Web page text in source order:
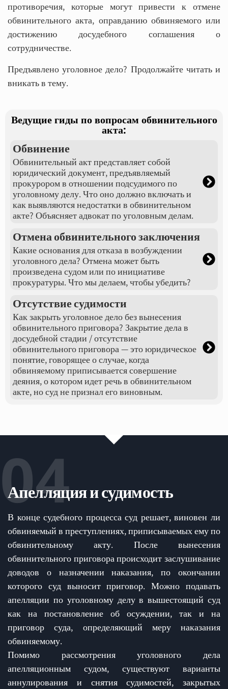
противоречия, которые могут привести к отмене
обвинительного акта, оправданию обвиняемого или
достижению досудебного соглашения о
сотрудничестве.
Предъявлено уголовное дело? Продолжайте читать и
вникать в тему.
Ведущие гиды по вопросам обвинительного
акта:
Обвинение
Обвинительный акт представляет собой
юридический документ, предъявляемый
прокурором в отношении подсудимого по
уголовному делу. Что оно должно включать и
как выявляются недостатки в обвинительном
акте? Объясняет адвокат по уголовным делам.
Отмена обвинительного заключения
Какие основания для отказа в возбуждении
уголовного дела? Отмена может быть
произведена судом или по инициативе
прокуратуры. Что мы делаем, чтобы убедить?
Отсутствие судимости
Как закрыть уголовное дело без вынесения
обвинительного приговора? Закрытие дела в
досудебной стадии / отсутствие
обвинительного приговора — это юридическое
понятие, говорящее о случае, когда
обвиняемому приписывается совершение
деяния, о котором идет речь в обвинительном
акте, но суд не признал его виновным.
04
Апелляция и судимость
В конце судебного процесса суд решает, виновен ли
обвиняемый в преступлениях, приписываемых ему по
обвинительному акту. После вынесения
обвинительного приговора происходит заслушивание
доводов о назначении наказания, по окончании
которого суд выносит приговор. Можно подавать
апелляции по уголовному делу в вышестоящий суд
как на постановление об осуждении, так и на
приговор суда, определяющий меру наказания
обвиняемому.
Помимо рассмотрения уголовного дела
апелляционным судом, существуют варианты
аннулирования и снятия судимостей, закрытых